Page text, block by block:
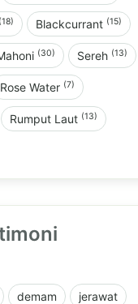
(18) Blackcurrant (15)
(30) Sereh (13)
Rose Water (7)
Rumput Laut (13)
demam jerawat